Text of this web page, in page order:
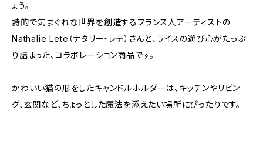
ょう。
詩的で気まぐれな世界を創造するフランス人アーティストの
Nathalie Lete（ナタリー・レテ）さんと、ライスの遊び心がたっぷ
り詰まった、コラボレーション商品です。
かわいい猫の形をしたキャンドルホルダーは、キッチンやリビン
グ、玄関など、ちょっとした魔法を添えたい場所にぴったりです。